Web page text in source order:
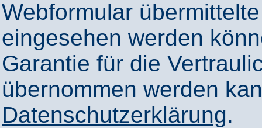
Webformular
eingesehen werden
Garantie für die
übernommen werden
Datenschutzerklärung.